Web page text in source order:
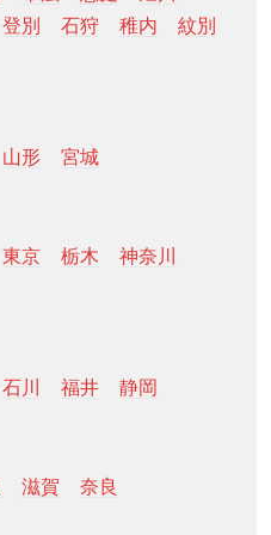
登別 石狩 稚内
紋別
山形 宮城
東京 栃木
神奈川
石川 福井 静岡
滋賀 奈良